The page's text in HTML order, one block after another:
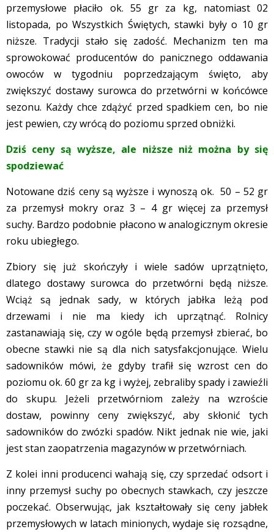
przemysłowe płaciło ok. 55 gr za kg, natomiast 02
listopada, po Wszystkich Świętych, stawki były o 10 gr
niższe. Tradycji stało się zadość. Mechanizm ten ma
sprowokować producentów do panicznego oddawania
owoców w tygodniu poprzedzającym święto, aby
zwiększyć dostawy surowca do przetwórni w końcówce
sezonu. Każdy chce zdążyć przed spadkiem cen, bo nie
jest pewien, czy wrócą do poziomu sprzed obniżki.
Dziś ceny są wyższe, ale niższe niż można by się
spodziewać
Notowane dziś ceny są wyższe i wynoszą ok. 50 – 52 gr
za przemysł mokry oraz 3 – 4 gr więcej za przemysł
suchy. Bardzo podobnie płacono w analogicznym okresie
roku ubiegłego.
Zbiory się już skończyły i wiele sadów uprzątnięto,
dlatego dostawy surowca do przetwórni będą niższe.
Wciąż są jednak sady, w których jabłka leżą pod
drzewami i nie ma kiedy ich uprzątnąć. Rolnicy
zastanawiają się, czy w ogóle będą przemysł zbierać, bo
obecne stawki nie są dla nich satysfakcjonujące. Wielu
sadowników mówi, że gdyby trafił się wzrost cen do
poziomu ok. 60 gr za kg i wyżej, zebraliby spady i zawieźli
do skupu. Jeżeli przetwórniom zależy na wzroście
dostaw, powinny ceny zwiększyć, aby skłonić tych
sadowników do zwózki spadów. Nikt jednak nie wie, jaki
jest stan zaopatrzenia magazynów w przetwórniach.
Z kolei inni producenci wahają się, czy sprzedać odsort i
inny przemysł suchy po obecnych stawkach, czy jeszcze
poczekać. Obserwując, jak kształtowały się ceny jabłek
przemysłowych w latach minionych, wydaje się rozsądne,